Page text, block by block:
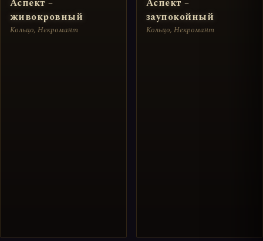
Аспект –
живокровный
Кольцо, Некромант
Аспект –
заупокойный
Кольцо, Некромант